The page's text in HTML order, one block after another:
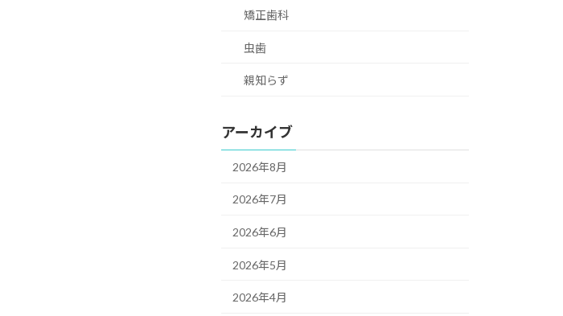
矯正歯科
虫歯
親知らず
アーカイブ
2026年8月
2026年7月
2026年6月
2026年5月
2026年4月